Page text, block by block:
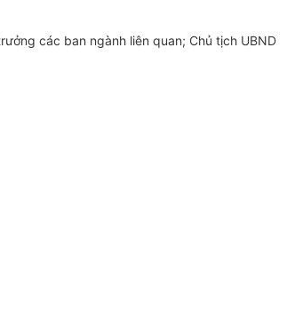
các ban ngành liên quan; Chủ tịch UBND